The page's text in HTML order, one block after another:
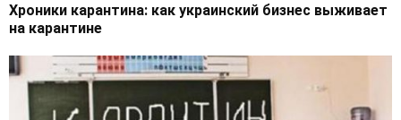
Хроники карантина: как украинский бизнес выживает
на карантине